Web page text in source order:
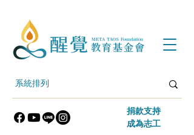
​捐款支持
​成為志工